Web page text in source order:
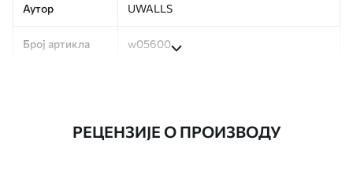
Аутор UWALLS
Број артикла w05600
РЕЦЕНЗИЈЕ О ПРОИЗВОДУ